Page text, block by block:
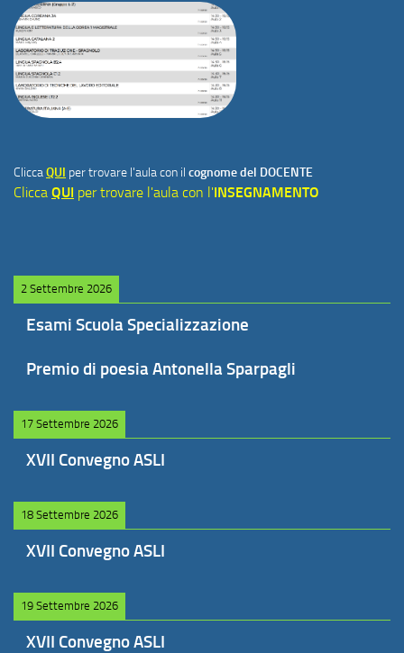
CliccaQUI per trovare l'aula con il cognome del DOCENTE
Clicca QUI per trovare l'aula con l'INSEGNAMENTO
2 Settembre 2026
Esami Scuola Specializzazione
Premio di poesia Antonella Sparpagli
17 Settembre 2026
XVII Convegno ASLI
18 Settembre 2026
XVII Convegno ASLI
19 Settembre 2026
XVII Convegno ASLI